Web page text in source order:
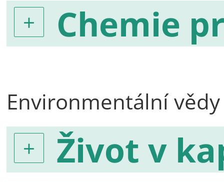
Chemie
Environmentální vědy
Život v